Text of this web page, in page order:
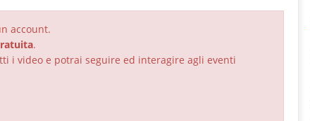
account.
.
i video e potrai seguire ed interagire agli eventi